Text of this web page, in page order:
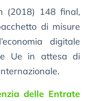
(2018) 148 final,
di misure
digitale
Ue in attesa di
delle Entrate